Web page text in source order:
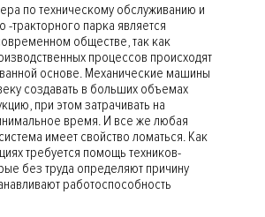
по техническому обслуживанию и
тракторного парка является
обществе, так как
процессов происходят
основе. Механические машины
создавать в больших объемах
при этом затрачивать на
время. И все же любая
имеет свойство ломаться. Как
требуется помощь техников-
без труда определяют причину
работоспособность